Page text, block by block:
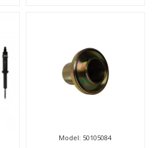
Model: 50105084